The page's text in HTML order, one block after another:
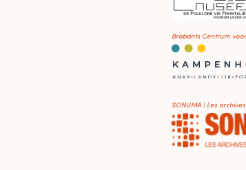
Brabants Centrum
SONUMA | Les